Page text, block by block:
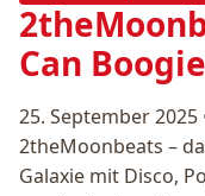
Can Boogie
25. September 2025
2theMoonbeats –
Galaxie mit Disco,